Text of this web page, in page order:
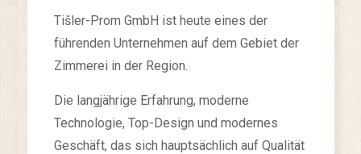
Tišler-Prom GmbH ist heute eines der
führenden Unternehmen auf dem Gebiet der
Zimmerei in der Region.
Die langjährige Erfahrung, moderne
Technologie, Top-Design und modernes
Geschäft, das sich hauptsächlich auf Qualität